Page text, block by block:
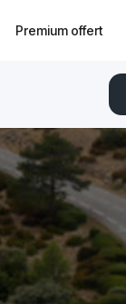
Premium offert